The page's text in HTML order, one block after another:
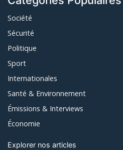
Société
Sécurité
Politique
Sport
Internationales
Santé & Environnement
Émissions & Interviews
Économie
Explorer nos articles